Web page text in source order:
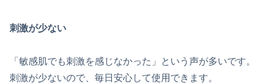
刺激が少ない
「敏感肌でも刺激を感じなかった」という声が多いです。
刺激が少ないので、毎日安心して使用できます。